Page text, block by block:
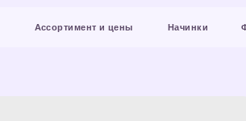
Ассортимент и цены Фото для
Начинки